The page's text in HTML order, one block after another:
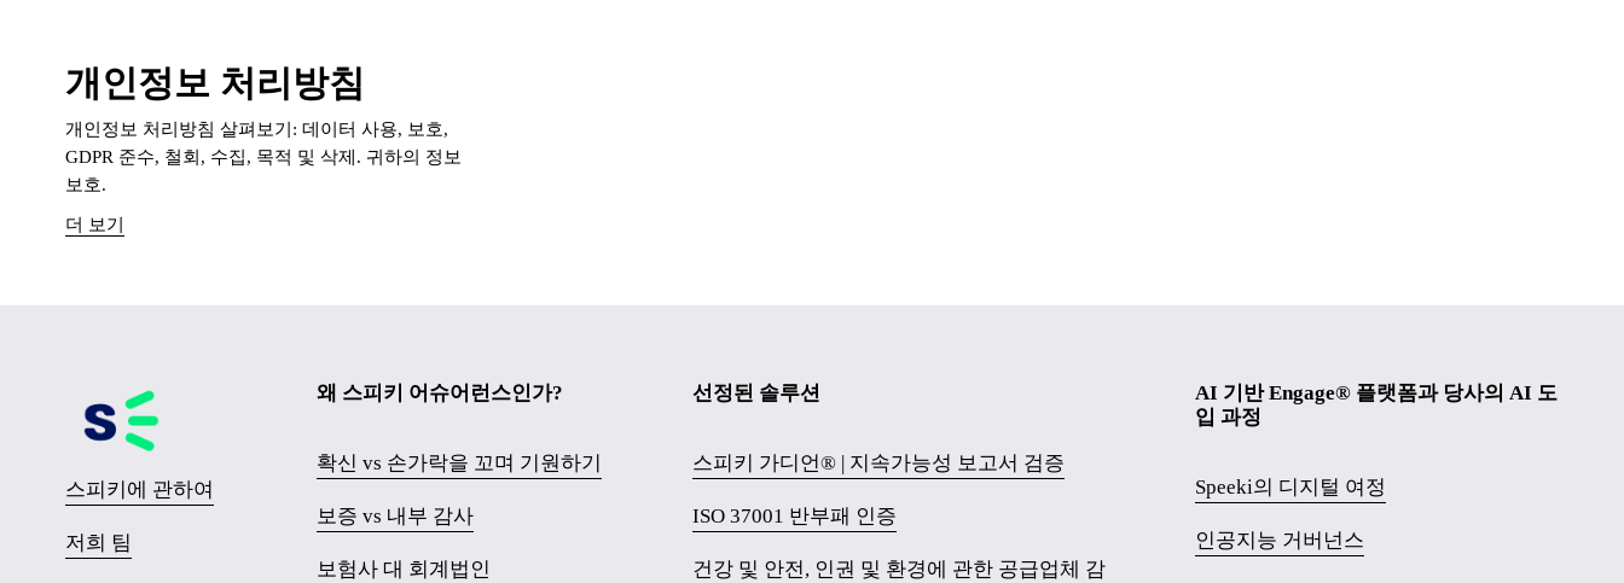
개인정보 처리방침
개인정보 처리방침 살펴보기: 데이터 사용, 보호,
GDPR 준수, 철회, 수집, 목적 및 삭제. 귀하의 정보
보호.
더 보기
선정된 솔루션
스피키 가디언® | 지속가능성 보고서 검증
ISO 37001 반부패 인증
건강 및 안전, 인권 및 환경에 관한 공급업체 감
스피키에 관하여
저희 팀
왜 스피키 어슈어런스인가?
확신 vs 손가락을 꼬며 기원하기
보증 vs 내부 감사
보험사 대 회계법인
AI 기반 Engage® 플랫폼과 당사의 AI 도
입 과정
Speeki의 디지털 여정
인공지능 거버넌스